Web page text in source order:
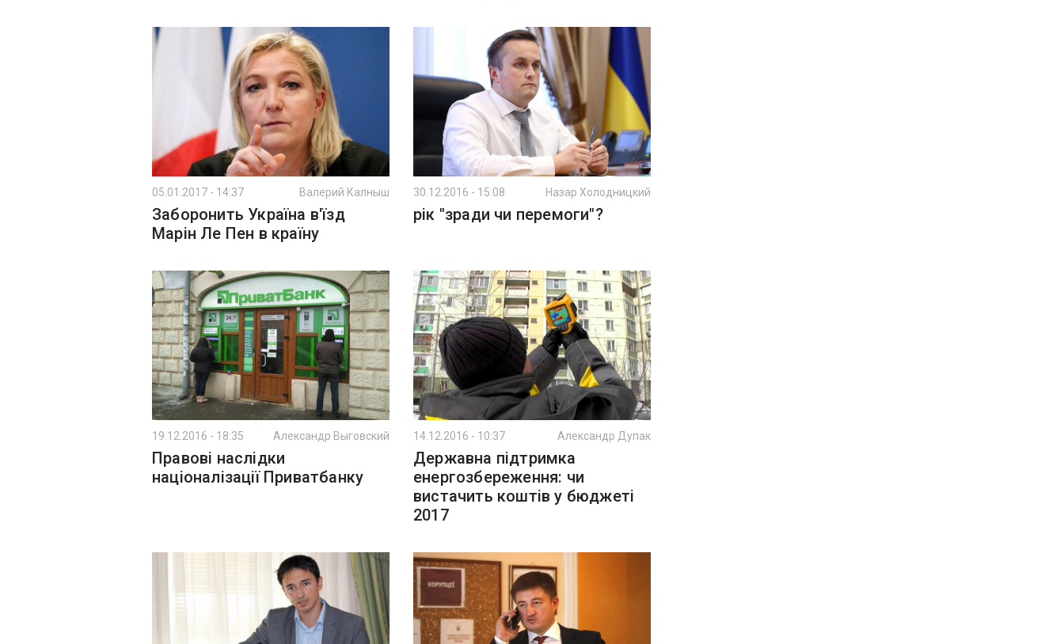
05.01.2017 - 14:37 Валерий Калныш
Заборонить Україна в'їзд
Марін Ле Пен в країну
30.12.2016 - 15:08 Назар Холодницкий
рік "зради чи перемоги"?
19.12.2016 - 18:35 Александр Выговский
Правові наслідки
націоналізації Приватбанку
14.12.2016 - 10:37 Александр Дупак
Державна підтримка
енергозбереження: чи
вистачить коштів у бюджеті
2017